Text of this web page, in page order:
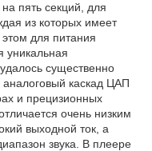
пять секций, для
из которых имеет
для питания
уникальная
существенно
каскад ЦАП
и прецизионных
очень низким
выходной ток, а
звука. В плеере